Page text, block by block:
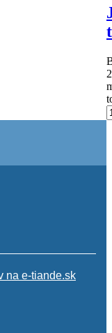
na e-tiande.sk